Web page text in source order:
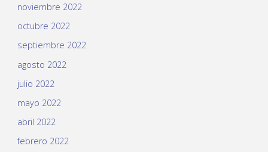
noviembre 2022
octubre 2022
septiembre 2022
agosto 2022
julio 2022
mayo 2022
abril 2022
febrero 2022